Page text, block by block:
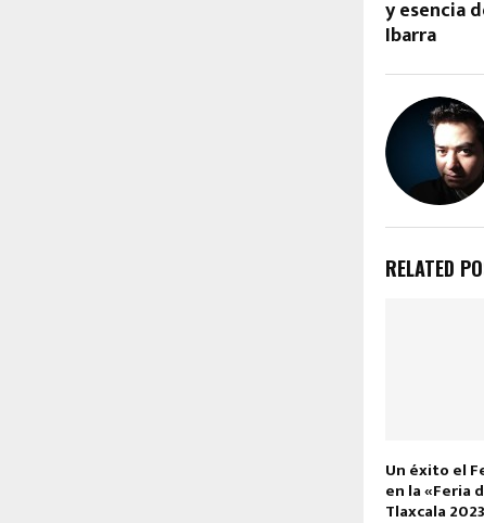
y esencia
Ibarra
RELATED
Un éxito el
en la «Feria
Tlaxcala 2023